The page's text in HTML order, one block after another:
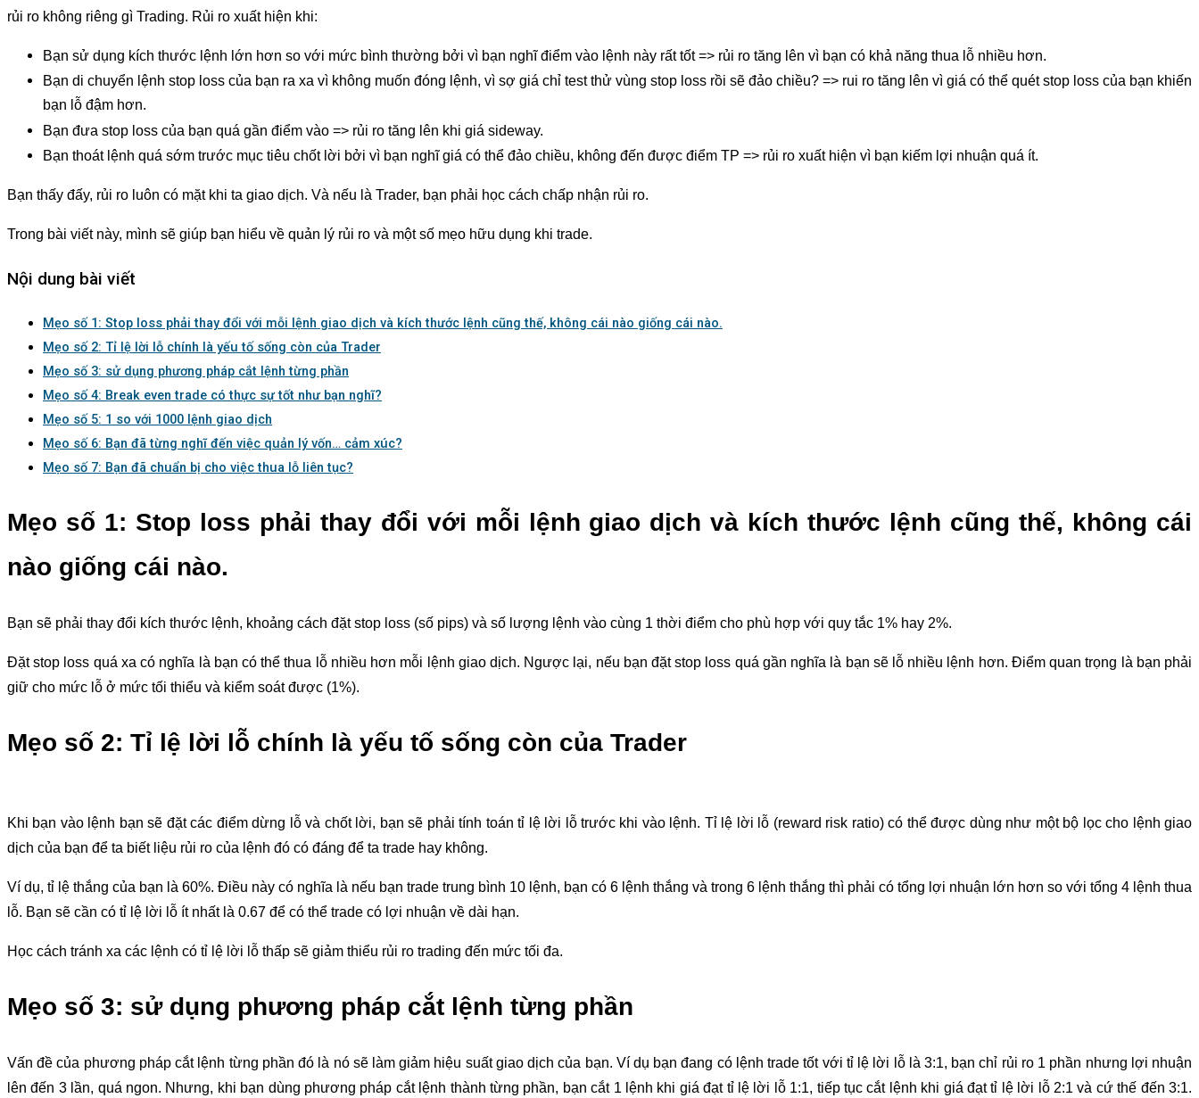
rủi ro không riêng gì Trading. Rủi ro xuất hiện khi:
Bạn sử dụng kích thước lệnh lớn hơn so với mức bình thường bởi vì bạn nghĩ điểm vào lệnh này rất tốt => rủi ro tăng lên vì bạn có khả năng thua lỗ nhiều hơn.
Bạn di chuyển lệnh stop loss của bạn ra xa vì không muốn đóng lệnh, vì sợ giá chỉ test thử vùng stop loss rồi sẽ đảo chiều? => rui ro tăng lên vì giá có thể quét stop loss của bạn khiến
bạn lỗ đậm hơn.
Bạn đưa stop loss của bạn quá gần điểm vào => rủi ro tăng lên khi giá sideway.
Bạn thoát lệnh quá sớm trước mục tiêu chốt lời bởi vì bạn nghĩ giá có thể đảo chiều, không đến được điểm TP => rủi ro xuất hiện vì bạn kiếm lợi nhuận quá ít.
Bạn thấy đấy, rủi ro luôn có mặt khi ta giao dịch. Và nếu là Trader, bạn phải học cách chấp nhận rủi ro.
Trong bài viết này, mình sẽ giúp bạn hiểu về quản lý rủi ro và một số mẹo hữu dụng khi trade.
Nội dung bài viết
Mẹo số 1: Stop loss phải thay đổi với mỗi lệnh giao dịch và kích thước lệnh cũng thế, không cái nào giống cái nào.
Mẹo số 2: Tỉ lệ lời lỗ chính là yếu tố sống còn của Trader
Mẹo số 3: sử dụng phương pháp cắt lệnh từng phần
Mẹo số 4: Break even trade có thực sự tốt như bạn nghĩ?
Mẹo số 5: 1 so với 1000 lệnh giao dịch
Mẹo số 6: Bạn đã từng nghĩ đến việc quản lý vốn… cảm xúc?
Mẹo số 7: Bạn đã chuẩn bị cho việc thua lỗ liên tục?
Mẹo số 1: Stop loss phải thay đổi với mỗi lệnh giao dịch và kích thước lệnh cũng thế, không cái
nào giống cái nào.
Bạn sẽ phải thay đổi kích thước lệnh, khoảng cách đặt stop loss (số pips) và số lượng lệnh vào cùng 1 thời điểm cho phù hợp với quy tắc 1% hay 2%.
Đặt stop loss quá xa có nghĩa là bạn có thể thua lỗ nhiều hơn mỗi lệnh giao dịch. Ngược lại, nếu bạn đặt stop loss quá gần nghĩa là bạn sẽ lỗ nhiều lệnh hơn. Điểm quan trọng là bạn phải
giữ cho mức lỗ ở mức tối thiểu và kiểm soát được (1%).
Mẹo số 2: Tỉ lệ lời lỗ chính là yếu tố sống còn của Trader
Khi bạn vào lệnh bạn sẽ đặt các điểm dừng lỗ và chốt lời, bạn sẽ phải tính toán tỉ lệ lời lỗ trước khi vào lệnh. Tỉ lệ lời lỗ (reward risk ratio) có thể được dùng như một bộ lọc cho lệnh giao
dịch của bạn để ta biết liệu rủi ro của lệnh đó có đáng để ta trade hay không.
Ví dụ, tỉ lệ thắng của bạn là 60%. Điều này có nghĩa là nếu bạn trade trung bình 10 lệnh, bạn có 6 lệnh thắng và trong 6 lệnh thắng thì phải có tổng lợi nhuận lớn hơn so với tổng 4 lệnh thua
lỗ. Bạn sẽ cần có tỉ lệ lời lỗ ít nhất là 0.67 để có thể trade có lợi nhuận về dài hạn.
Học cách tránh xa các lệnh có tỉ lệ lời lỗ thấp sẽ giảm thiểu rủi ro trading đến mức tối đa.
Mẹo số 3: sử dụng phương pháp cắt lệnh từng phần
Vấn đề của phương pháp cắt lệnh từng phần đó là nó sẽ làm giảm hiệu suất giao dịch của bạn. Ví dụ bạn đang có lệnh trade tốt với tỉ lệ lời lỗ là 3:1, bạn chỉ rủi ro 1 phần nhưng lợi nhuận
lên đến 3 lần, quá ngon. Nhưng, khi bạn dùng phương pháp cắt lệnh thành từng phần, bạn cắt 1 lệnh khi giá đạt tỉ lệ lời lỗ 1:1, tiếp tục cắt lệnh khi giá đạt tỉ lệ lời lỗ 2:1 và cứ thế đến 3:1.